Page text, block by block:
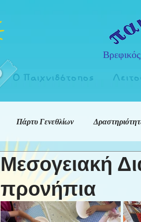
Ο Παιχνιδότοπος
Πάρτυ Γενεθλίων
Μεσογειακή
προνήπια